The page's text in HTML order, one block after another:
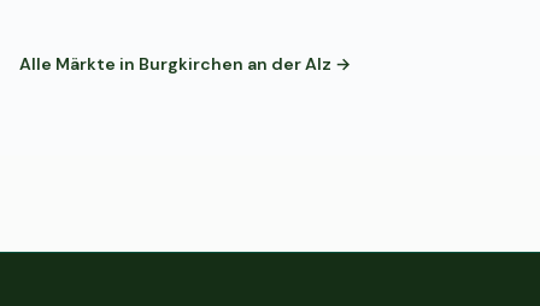
Alle Märkte in Burgkirchen an der Alz →